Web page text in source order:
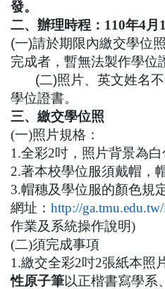
發。
二、辦理時程： 110年4月 1
(一)請於期限內繳交學位
完成者，暫無法製作學位
(二)照片、英文姓名
學位證書。
三、繳交學位照
(一)照片規格：
1.全彩2吋，照片背景為白
2.著本校學位服須戴帽，
3.帽穗及學位服的顏色規
網址： http://
作業及系統操作說明)
(二)須完成事項
1.繳交全彩2吋2張紙本照
性原子筆以正楷書寫學系